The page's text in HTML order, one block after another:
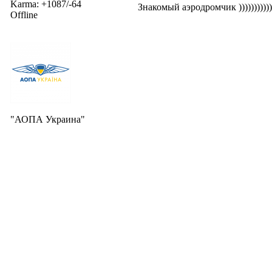
Karma: +1087/-64
Offline
"АОПА Украина"
Знакомый аэродромчик